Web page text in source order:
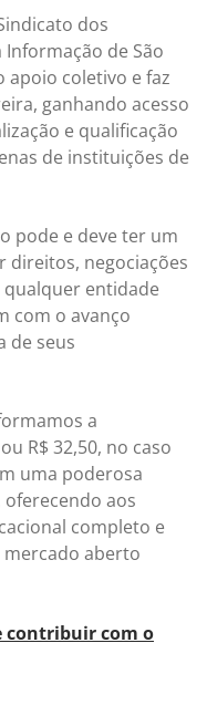
dos
de São
apoio coletivo e faz
ganhando acesso
e qualificação
de instituições de
pode e deve ter um
direitos, negociações
qualquer entidade
com o avanço
de seus
a
R$ 32,50, no caso
uma poderosa
aos
completo e
aberto
contribuir com o